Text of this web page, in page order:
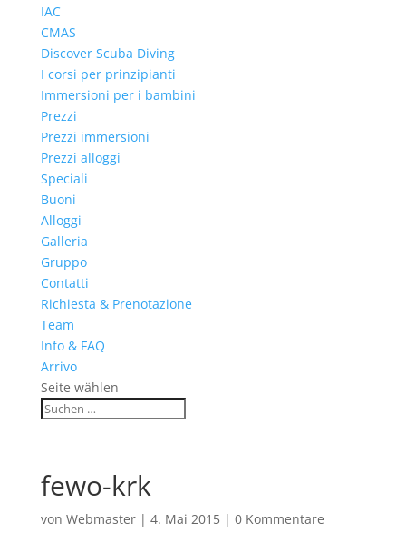
IAC
CMAS
Discover Scuba Diving
I corsi per prinzipianti
Immersioni per i bambini
Prezzi
Prezzi immersioni
Prezzi alloggi
Speciali
Buoni
Alloggi
Galleria
Gruppo
Contatti
Richiesta & Prenotazione
Team
Info & FAQ
Arrivo
Seite wählen
fewo-krk
von Webmaster| 4. Mai 2015| 0 Kommentare